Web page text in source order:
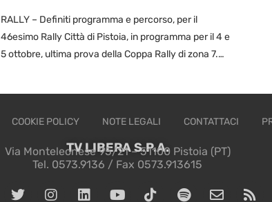
RALLY – Definiti programma e percorso, per il
46esimo Rally Città di Pistoia, in programma per il 4 e
5 ottobre, ultima prova della Coppa Rally di zona 7.
COOKIE POLICY NOTE LEGALI CONTATTACI
TV LIBERA S.P.A.
Via Monteleonese 95/21 – 51100 Pistoia (PT)
Tel. 0573.9136 / Fax 0573.913615